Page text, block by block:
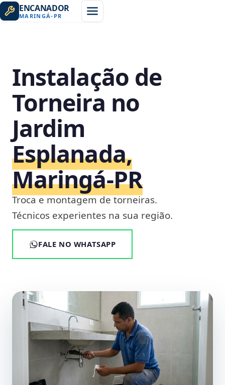
ENCANADOR
MARINGÁ- PR
Instalação de
Torneira no
Jardim
Esplanada,
Maringá‑PR
Troca e montagem de torneiras.
Técnicos experientes na sua região.
FALE NO WHATSAPP